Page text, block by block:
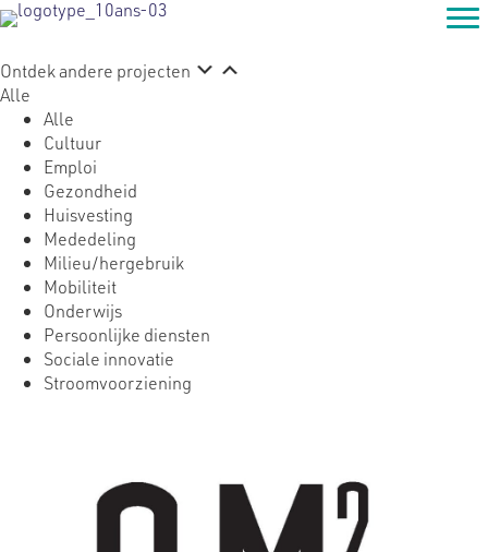
Ontdek andere projecten
Alle
Alle
Cultuur
Emploi
Gezondheid
Huisvesting
Mededeling
Milieu/hergebruik
Mobiliteit
Onderwijs
Persoonlijke diensten
Sociale innovatie
Stroomvoorziening